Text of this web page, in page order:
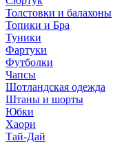
Толстовки и балахоны
Топики и Бра
Туники
Фартуки
Футболки
Чапсы
Шотландская одежда
Штаны и шорты
Юбки
Хаори
Тай-Дай